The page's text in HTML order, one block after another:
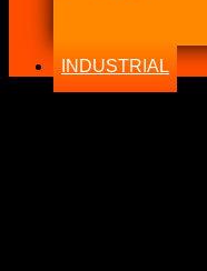
INDUSTRIAL